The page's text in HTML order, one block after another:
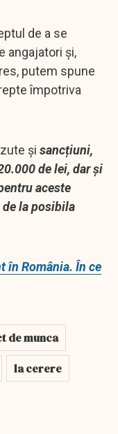
de a se
angajatori și,
putem spune
împotriva
și sancțiuni,
de lei, dar și
aceste
de la posibila
în România. În ce
de munca
la cerere